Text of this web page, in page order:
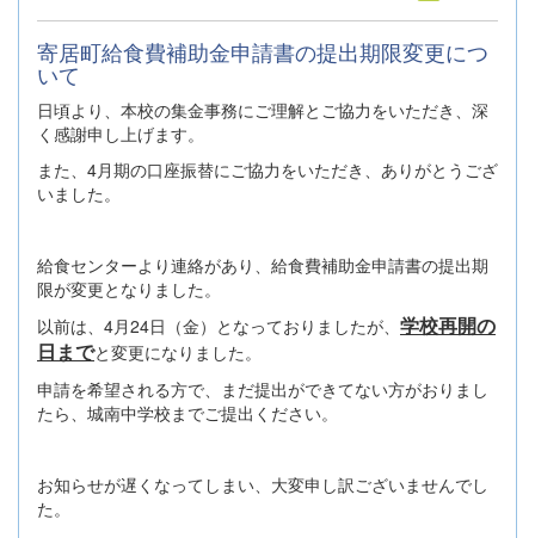
寄居町給食費補助金申請書の提出期限変更につ
いて
日頃より、本校の集金事務にご理解とご協力をいただき、深
く感謝申し上げます。
また、4月期の口座振替にご協力をいただき、ありがとうござ
いました。
給食センターより連絡があり、給食費補助金申請書の提出期
限が変更となりました。
以前は、4月24日（金）となっておりましたが、 学校再開の
日までと変更になりました。
申請を希望される方で、まだ提出ができてない方がおりまし
たら、城南中学校までご提出ください。
お知らせが遅くなってしまい、大変申し訳ございませんでし
た。